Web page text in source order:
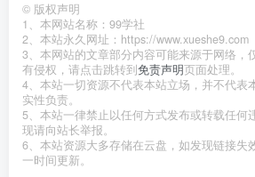
© 版权声明
1、本网站名称：99学社
2、本站永久网址：https://www.xueshe9.com
3、本网站的文章部分内容可能来源于网络，
有侵权，请点击跳转到免责声明页面处理。
4、本站一切资源不代表本站立场，并不代表
实性负责。
5、本站一律禁止以任何方式发布或转载任何
现请向站长举报。
6、本站资源大多存储在云盘，如发现链接失
一时间更新。